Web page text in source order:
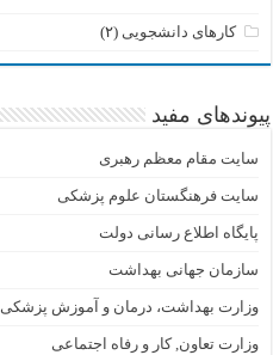
کارهای دانشجویی (۲)
پیوندهای مفید
سایت مقام معظم رهبری
سایت فرهنگستان علوم پزشکی
پایگاه اطلاع رسانی دولت
سازمان جهانی بهداشت
وزارت بهداشت، درمان و آموزش پزشکی
وزارت تعاون, کار و رفاه اجتماعی